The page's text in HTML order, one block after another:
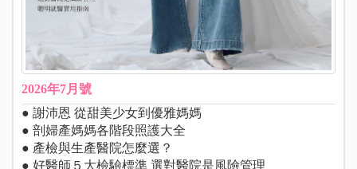
2026年7月號
● 謝沛恩 從甜美少女到優雅媽媽
● 剖婦產媽媽各階段照護大全
● 產檢與生產醫院怎麼選？
● 好醫師５大檢驗標準 選對醫院是風險管理